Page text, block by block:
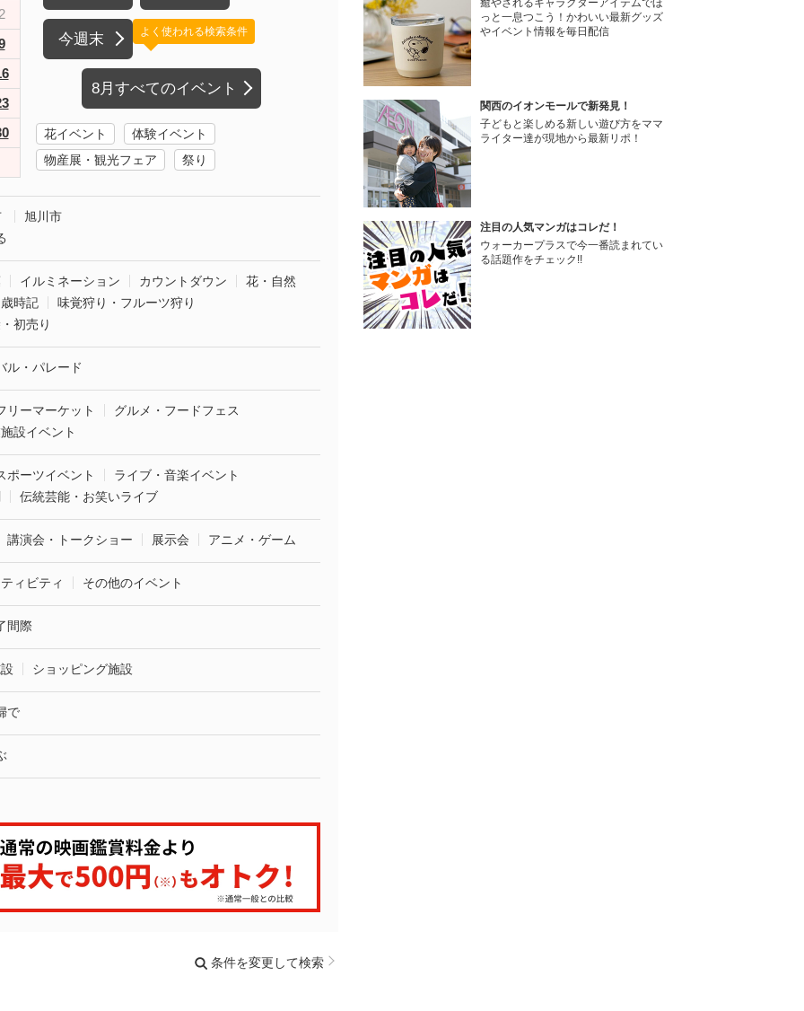
今週末
8月すべてのイベント
よく使われる検索条件
花イベント
体験イベント
物産展・観光フェア
祭り
旭川市
イルミネーション カウントダウン
花・自然
時記
味覚狩り・フルーツ狩り
初売り
ル・パレード
リーマーケット
グルメ・フードフェス
設イベント
ポーツイベント
ライブ・音楽イベント
伝統芸能・お笑いライブ
講演会・トークショー 展示会 アニメ・ゲーム
ィビティ その他のイベント
間際
ショッピング施設
で
条件を変更して検索
癒やされるキャラクターアイテムでほ
っと一息つこう！かわいい最新グッズ
やイベント情報を毎日配信
関西のイオンモールで新発見！
子どもと楽しめる新しい遊び方をママ
ライター達が現地から最新リポ！
注目の人気マンガはコレだ！
ウォーカープラスで今一番読まれてい
る話題作をチェック!!